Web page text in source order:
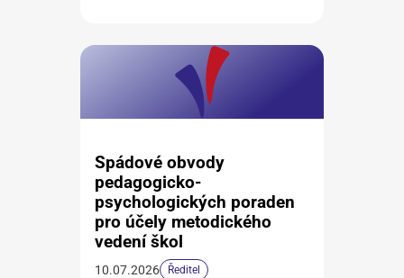
Spádové obvody
pedagogicko-
psychologických poraden
pro účely metodického
vedení škol
10.07.2026 Ředitel